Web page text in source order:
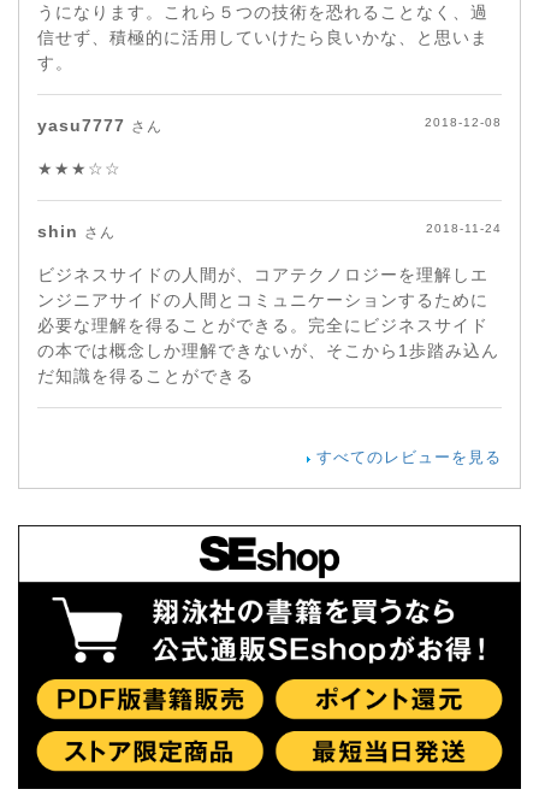
うになります。これら５つの技術を恐れることなく、過
信せず、積極的に活用していけたら良いかな、と思いま
す。
yasu7777 さん 2018-12-08
★★★☆☆
shin さん 2018-11-24
ビジネスサイドの人間が、コアテクノロジーを理解しエ
ンジニアサイドの人間とコミュニケーションするために
必要な理解を得ることができる。完全にビジネスサイド
の本では概念しか理解できないが、そこから1歩踏み込ん
だ知識を得ることができる
すべてのレビューを見る